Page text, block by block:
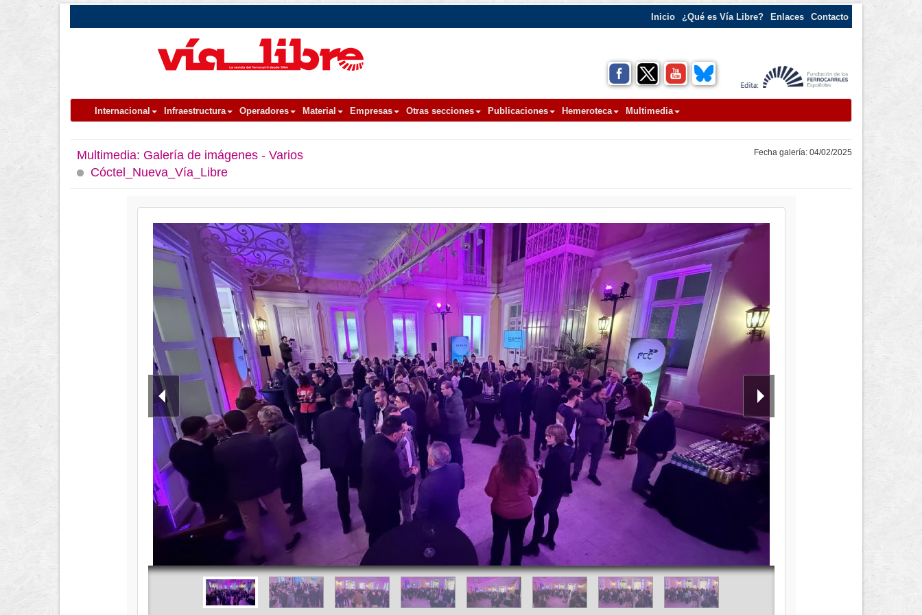
Inicio ¿Qué es Vía Libre? Enlaces Contacto
Internacional Infraestructura Operadores Material Empresas Otras secciones Publicaciones Hemeroteca Multimedia
Multimedia: Galería de imágenes - Varios
Cóctel_Nueva_Vía_Libre
Fecha galería: 04/02/2025